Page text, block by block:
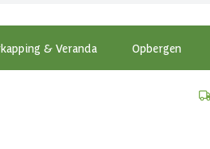
& Veranda Opbergen